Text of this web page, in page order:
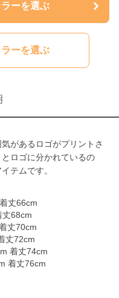
ーを選ぶ
ーを選ぶ
があるロゴがプリントさ
ロゴに分かれているの
テムです。
丈66cm
丈68cm
丈70cm
丈72cm
着丈74cm
着丈76cm